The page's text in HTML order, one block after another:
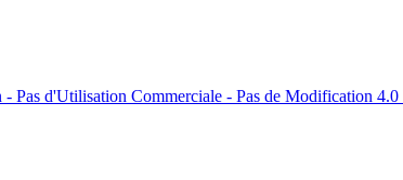
Pas d'Utilisation Commerciale - Pas de Modification 4.0